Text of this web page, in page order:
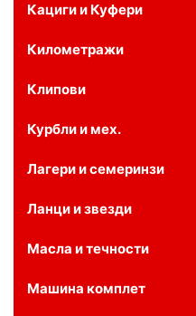
Кациги и Куфери
Километражи
Клипови
Курбли и мех.
Лагери и семеринзи
Ланци и звезди
Масла и течности
Машина комплет